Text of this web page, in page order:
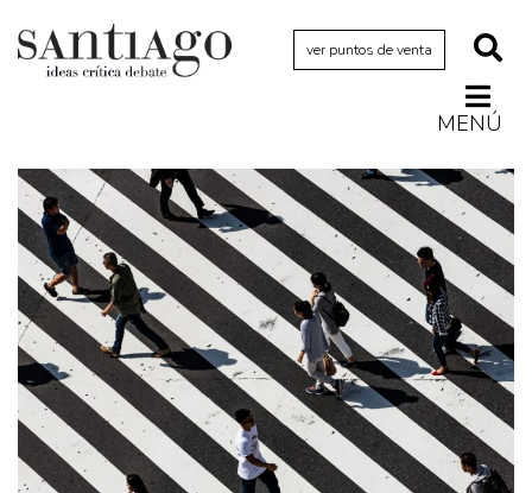
ver puntos de venta
MENÚ
Actualidad
Archivo Cenfoto-UDP
Arquetipos de situación
Artes visuales
Ciencia
Cine y televisión
Ciudad
Cómics
Críticas